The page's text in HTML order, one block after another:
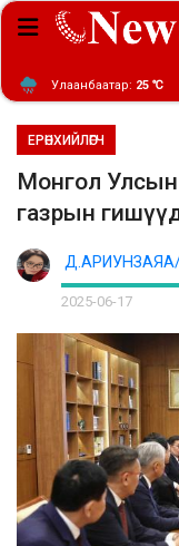
Улаанбаатар: 25 ℃
ЕРӨНХИЙЛӨГЧ
Монгол Улсын
газрын
Д.АРИУНЗАЯА/
2025-06-17